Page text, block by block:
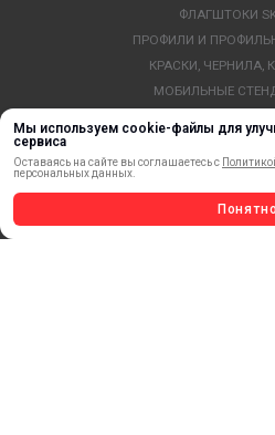
Мы используем cookie-файлы для
сервиса
Оставаясь на сайте вы соглашаетесь с
персональных данных.
Понятно
ФЛАГШТОКИ
ПРОФИЛИ И
КРАСКИ, ЧЕРНИЛА,
МОБИЛЬНЫЕ
КЛЕЕВЫЕ
КРЕПЕЖ И